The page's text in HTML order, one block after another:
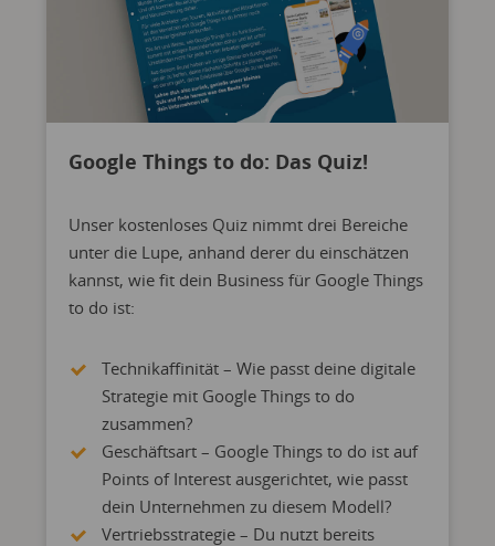
Google Things to do: Das Quiz!
Unser kostenloses Quiz nimmt drei Bereiche
unter die Lupe, anhand derer du einschätzen
kannst, wie fit dein Business für Google Things
to do ist:
Technikaffinität – Wie passt deine digitale
Strategie mit Google Things to do
zusammen?
Geschäftsart – Google Things to do ist auf
Points of Interest ausgerichtet, wie passt
dein Unternehmen zu diesem Modell?
Vertriebsstrategie – Du nutzt bereits